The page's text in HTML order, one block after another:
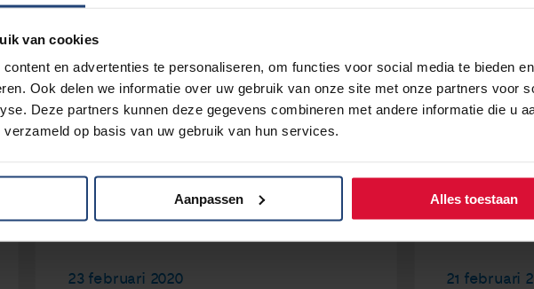
van cookies
en advertenties te personaliseren, om functies voor social media te bieden
Ook delen we informatie over uw gebruik van onze site met onze partners voor
Deze partners kunnen deze gegevens combineren met andere informatie die u
op basis van uw gebruik van hun services.
Aanpassen Alles toestaan
23 februari 2020 21 februari